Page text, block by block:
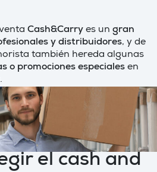
Cash&Carry es un gran
y distribuidores, y de
también hereda algunas
o promociones especiales en
el cash and